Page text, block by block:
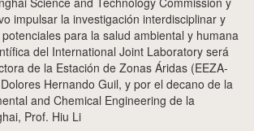
impulsar la investigación interdisciplinar y
para la salud ambiental y humana
del International Joint Laboratory será
de la Estación de Zonas Áridas (EEZA-
Hernando Guil, y por el decano de la
and Chemical Engineering de la
Prof. Hiu Li